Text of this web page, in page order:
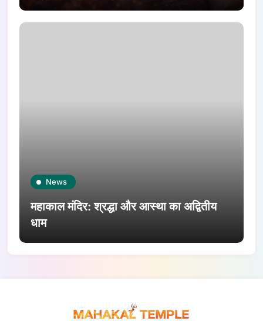
News
महाकाल मंदिर: श्रद्धा और आस्था का अद्वितीय
धाम